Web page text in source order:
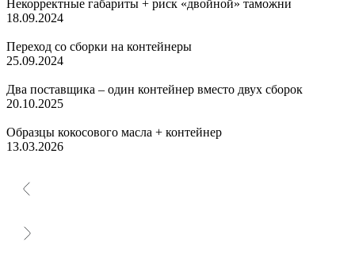
Некорректные габариты + риск «двойной» таможни
18.09.2024
Переход со сборки на контейнеры
25.09.2024
Два поставщика – один контейнер вместо двух сборок
20.10.2025
Образцы кокосового масла + контейнер
13.03.2026